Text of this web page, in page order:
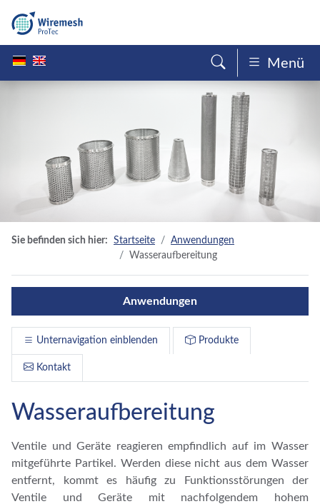
Menü
Sie befinden sich hier: Startseite
Anwendungen
Wasseraufbereitung
Anwendungen
Unternavigation einblenden Produkte
Kontakt
Wasseraufbereitung
Ventile und Geräte reagieren empfindlich auf im Wasser
mitgeführte Partikel. Werden diese nicht aus dem Wasser
entfernt, kommt es häufig zu Funktionsstörungen der
Ventile und Geräte mit nachfolgendem hohem